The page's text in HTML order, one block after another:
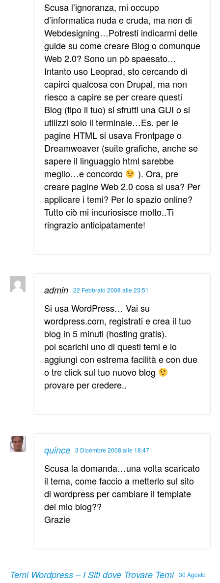
Scusa l’ignoranza, mi occupo
d’informatica nuda e cruda, ma non di
Webdesigning…Potresti indicarmi delle
guide su come creare Blog o comunque
Web 2.0? Sono un pò spaesato…
Intanto uso Leoprad, sto cercando di
capirci qualcosa con Drupal, ma non
riesco a capire se per creare questi
Blog (tipo il tuo) si sfrutti una GUI o si
utilizzi solo il terminale…Es. per le
pagine HTML si usava Frontpage o
Dreamweaver (suite grafiche, anche se
sapere il linguaggio html sarebbe
meglio…e concordo
). Ora, pre
creare pagine Web 2.0 cosa si usa? Per
applicare i temi? Per lo spazio online?
Tutto ciò mi incuriosisce molto..Ti
ringrazio anticipatamente!
admin 22 Febbraio 2008 alle 23:51
Si usa WordPress… Vai su
wordpress.com, registrati e crea il tuo
blog in 5 minuti (hosting gratis).
poi scarichi uno di questi temi e lo
aggiungi con estrema facilità e con due
o tre click sul tuo nuovo blog
provare per credere..
quince 3 Dicembre 2008 alle 18:47
Scusa la domanda…una volta scaricato
il tema, come faccio a metterlo sul sito
di wordpress per cambiare il template
del mio blog??
Grazie
Temi Wordpress – I Siti dove Trovare Temi 30 Agosto